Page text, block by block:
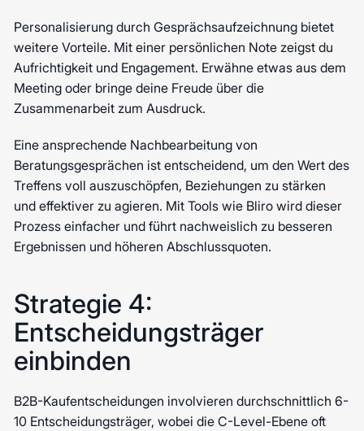
Personalisierung durch Gesprächsaufzeichnung bietet
weitere Vorteile. Mit einer persönlichen Note zeigst du
Aufrichtigkeit und Engagement. Erwähne etwas aus dem
Meeting oder bringe deine Freude über die
Zusammenarbeit zum Ausdruck.
Eine ansprechende Nachbearbeitung von
Beratungsgesprächen ist entscheidend, um den Wert des
Treffens voll auszuschöpfen, Beziehungen zu stärken
und effektiver zu agieren. Mit Tools wie Bliro wird dieser
Prozess einfacher und führt nachweislich zu besseren
Ergebnissen und höheren Abschlussquoten.
Strategie 4:
Entscheidungsträger
einbinden
B2B-Kaufentscheidungen involvieren durchschnittlich 6-
10 Entscheidungsträger, wobei die C-Level-Ebene oft